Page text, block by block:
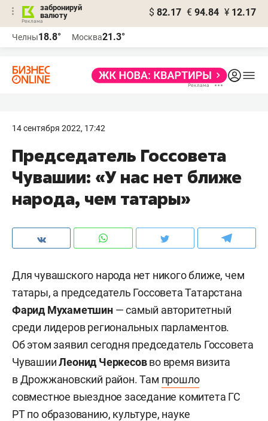
забронируй
валюту
$ 82.17 € 94.84 ¥ 12.17
Челны18.8° Москва21.3°
14 сентября 2022, 17:42
Председатель Госсовета
Чувашии: «У нас нет ближе
народа, чем татары»
Для чувашского народа нет никого ближе, чем
татары, а председатель Госсовета Татарстана
Фарид Мухаметшин— самый авторитетный
среди лидеров региональных парламентов.
Об этом заявил сегодня председатель Госсовета
ЧувашииЛеонид Черкесовво время визита
в Дрожжановский район. Там прошло
совместное выездное заседание комитета ГС
РТ по образованию, культуре, науке